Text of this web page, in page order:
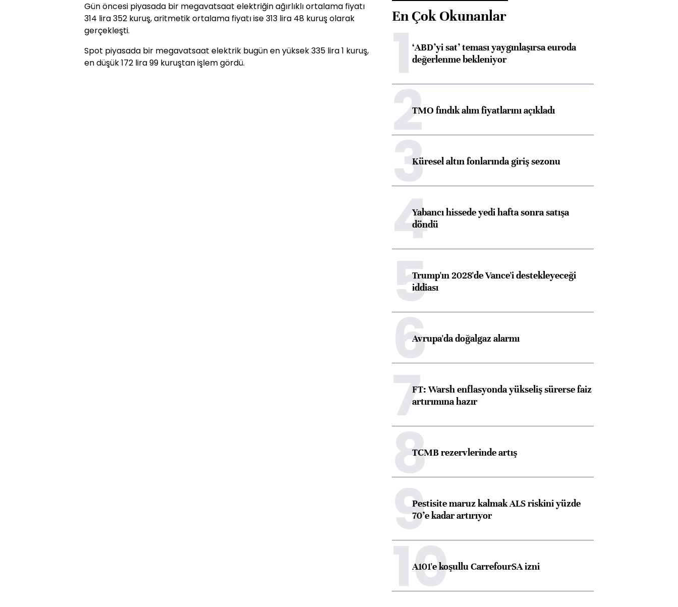
Gün öncesi piyasada bir megavatsaat elektriğin ağırlıklı ortalama fiyatı
314 lira 352 kuruş, aritmetik ortalama fiyatı ise 313 lira 48 kuruş olarak
gerçekleşti.
Spot piyasada bir megavatsaat elektrik bugün en yüksek 335 lira 1 kuruş,
en düşük 172 lira 99 kuruştan işlem gördü.
En Çok Okunanlar
1‘ABD’yi sat’ teması yaygınlaşırsa euroda
değerlenme bekleniyor
2TMO fındık alım fiyatlarını açıkladı
3Küresel altın fonlarında giriş sezonu
4Yabancı hissede yedi hafta sonra satışa
döndü
5Trump'ın 2028'de Vance'i destekleyeceği
iddiası
6Avrupa'da doğalgaz alarmı
7FT: Warsh enflasyonda yükseliş sürerse faiz
artırımına hazır
8TCMB rezervlerinde artış
9Pestisite maruz kalmak ALS riskini yüzde
70’e kadar artırıyor
10
A101'e koşullu CarrefourSA izni